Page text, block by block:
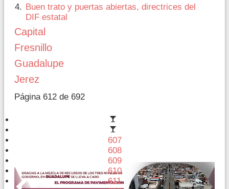
Buen trato y puertas abiertas, directrices del
DIF estatal
Capital
Fresnillo
Guadalupe
Jerez
Página 612 de 692
607
608
609
610
611